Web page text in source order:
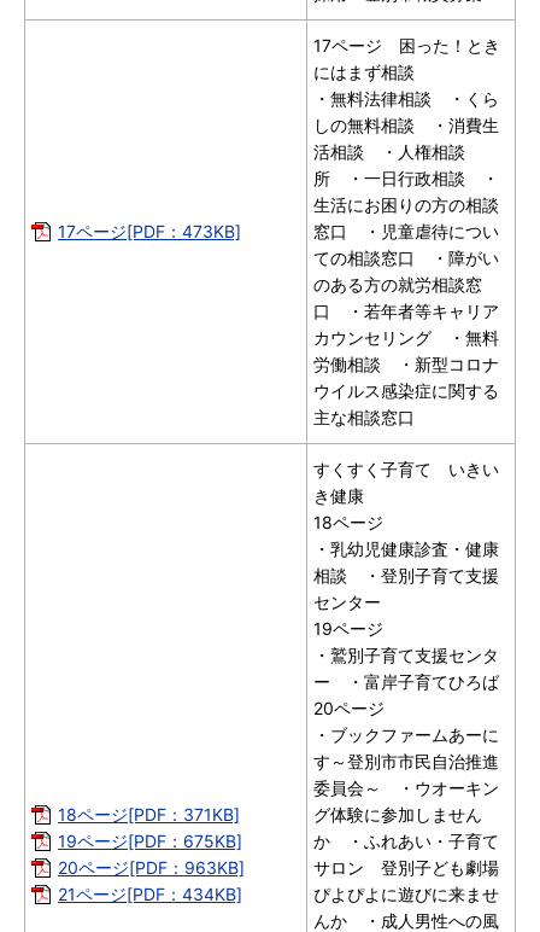
17ページ[PDF：473KB]
17ページ 困った！とき
にはまず相談
・無料法律相談 ・くら
しの無料相談 ・消費生
活相談 ・人権相談
所 ・一日行政相談 ・
生活にお困りの方の相談
窓口 ・児童虐待につい
ての相談窓口 ・障がい
のある方の就労相談窓
口 ・若年者等キャリア
カウンセリング ・無料
労働相談 ・新型コロナ
ウイルス感染症に関する
主な相談窓口
18ページ[PDF：371KB]
19ページ[PDF：675KB]
20ページ[PDF：963KB]
21ページ[PDF：434KB]
すくすく子育て いきい
き健康
18ページ
・乳幼児健康診査・健康
相談 ・登別子育て支援
センター
19ページ
・鷲別子育て支援センタ
ー ・富岸子育てひろば
20ページ
・ブックファームあーに
す～登別市市民自治推進
委員会～ ・ウオーキン
グ体験に参加しません
か ・ふれあい・子育て
サロン 登別子ども劇場
ぴよぴよに遊びに来ませ
んか ・成人男性への風